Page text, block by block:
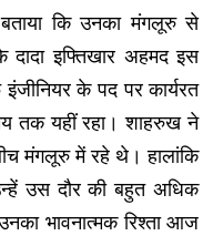
कि उनका मंगलूरु से
इफ्तिखार अहमद इस
के पद पर कार्यरत
तक यहीं रहा। शाहरुख ने
मंगलूरु में रहे थे। हालांकि
उस दौर की बहुत अधिक
भावनात्मक रिश्ता आज